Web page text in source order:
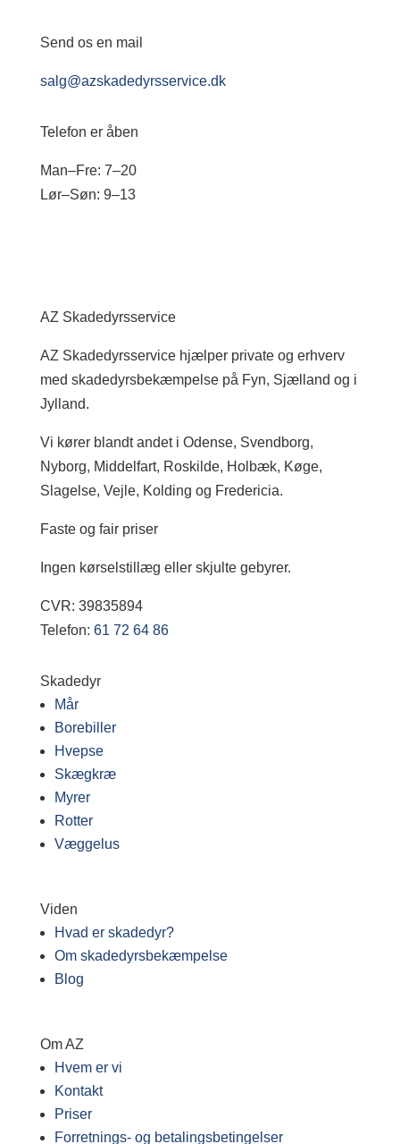
Send os en mail
salg@azskadedyrsservice.dk
Telefon er åben
Man–Fre: 7–20
Lør–Søn: 9–13
AZ Skadedyrsservice
AZ Skadedyrsservice hjælper private og erhverv
med skadedyrsbekæmpelse på Fyn, Sjælland og i
Jylland.
Vi kører blandt andet i Odense, Svendborg,
Nyborg, Middelfart, Roskilde, Holbæk, Køge,
Slagelse, Vejle, Kolding og Fredericia.
Faste og fair priser
Ingen kørselstillæg eller skjulte gebyrer.
CVR: 39835894
Telefon: 61 72 64 86
Skadedyr
Mår
Borebiller
Hvepse
Skægkræ
Myrer
Rotter
Væggelus
Viden
Hvad er skadedyr?
Om skadedyrsbekæmpelse
Blog
Om AZ
Hvem er vi
Kontakt
Priser
Forretnings- og betalingsbetingelser